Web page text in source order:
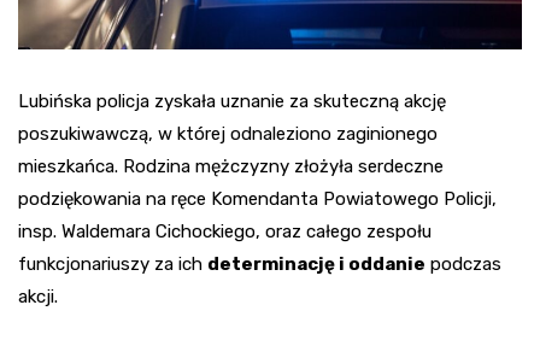
Lubińska policja zyskała uznanie za skuteczną akcję
poszukiwawczą, w której odnaleziono zaginionego
mieszkańca. Rodzina mężczyzny złożyła serdeczne
podziękowania na ręce Komendanta Powiatowego Policji,
insp. Waldemara Cichockiego, oraz całego zespołu
funkcjonariuszy za ich determinację i oddanie podczas
akcji.